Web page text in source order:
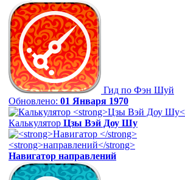
Гид по Фэн Шуй
Обновлено: 01 Января 1970
Калькулятор Цзы Вэй Доу Шу
Навигатор направлений